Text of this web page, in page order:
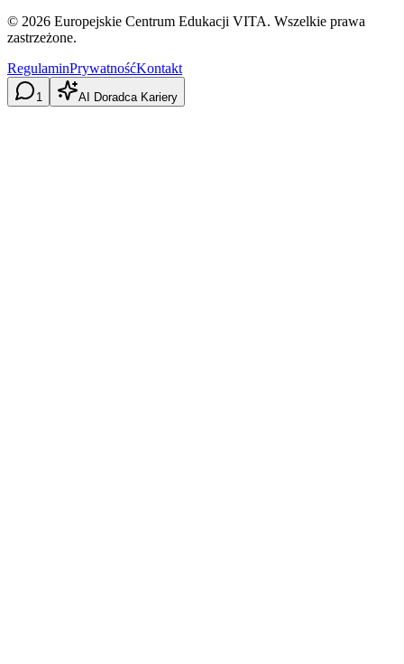
© 2026 Europejskie Centrum Edukacji VITA. Wszelkie prawa
zastrzeżone.
RegulaminPrywatnośćKontakt
1 AI Doradca Kariery